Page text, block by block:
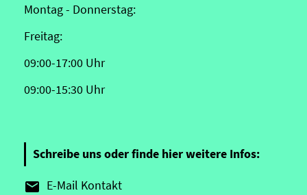
Montag - Donnerstag:
Freitag:
09:00-17:00 Uhr
09:00-15:30 Uhr
Schreibe uns oder finde hier weitere Infos:
 E-Mail Kontakt